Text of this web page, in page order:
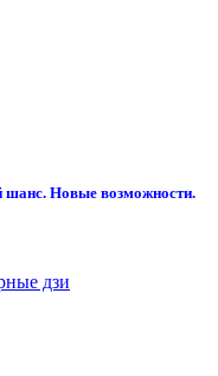
шанс. Новые возможности.
дзи